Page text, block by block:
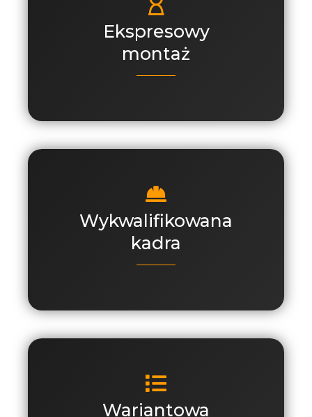
Ekspresowy
montaż
Wykwalifikowana
kadra
Wariantowa